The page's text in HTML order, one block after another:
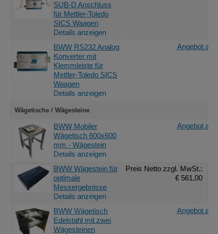
SUB-D Anschluss
für Mettler-Toledo
SICS Waagen
Details anzeigen
BWW RS232 Analog
Konverter mit
Klemmleiste für
Mettler-Toledo SICS
Waagen
Details anzeigen
Angebot
Wägetische / Wägesteine
BWW Mobiler
Wägetisch 600x600
mm - Wägestein
Details anzeigen
Angebot
BWW Wägestein für
optimale
Messergebnisse
Details anzeigen
Preis Netto zzgl. MwSt.:
€ 561,00
BWW Wägetisch
Edelstahl mit zwei
Wägesteinen
Angebot